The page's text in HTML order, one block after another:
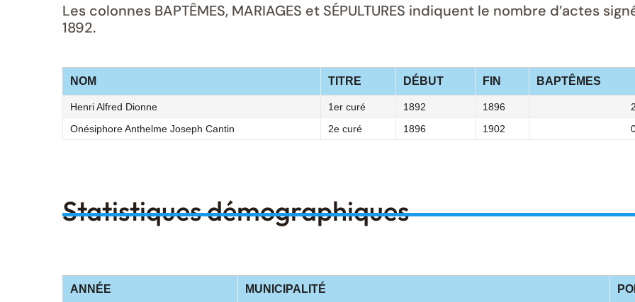
Les colonnes BAPTÊMES, MARIAGES et SÉPULTURES indiquent le nombre d’actes
1892.
NOM TITRE DÉBUT FIN BAPTÊMES
Henri Alfred Dionne 1er curé 1892 1896
Onésiphore Anthelme Joseph Cantin
2e curé 1896 1902
Statistiques démographiques
ANNÉE MUNICIPALITÉ